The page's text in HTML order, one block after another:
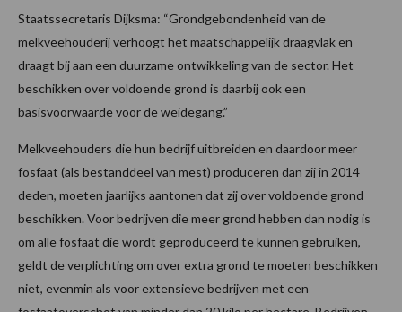
Staatssecretaris Dijksma: “Grondgebondenheid van de
melkveehouderij verhoogt het maatschappelijk draagvlak en
draagt bij aan een duurzame ontwikkeling van de sector. Het
beschikken over voldoende grond is daarbij ook een
basisvoorwaarde voor de weidegang.”
Melkveehouders die hun bedrijf uitbreiden en daardoor meer
fosfaat (als bestanddeel van mest) produceren dan zij in 2014
deden, moeten jaarlijks aantonen dat zij over voldoende grond
beschikken. Voor bedrijven die meer grond hebben dan nodig is
om alle fosfaat die wordt geproduceerd te kunnen gebruiken,
geldt de verplichting om over extra grond te moeten beschikken
niet, evenmin als voor extensieve bedrijven met een